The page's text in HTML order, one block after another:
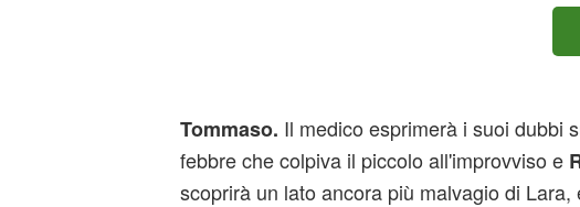
che
settimana dal 30 ottobre al 3 novembre
Tommaso. Il medico esprimerà i suoi dubbi
febbre che colpiva il piccolo all'improvviso e
scoprirà un lato ancora più malvagio di Lara,